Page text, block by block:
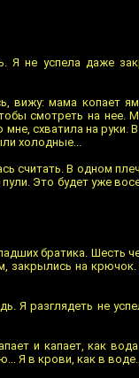
Я не успела даже
вижу: мама копает
смотреть на нее.
схватила на руки.
холодные...
считать. В одном
Это будет уже
братика. Шесть
закрылись на крючок.
Я разглядеть не
и капает, как
Я в крови, как в